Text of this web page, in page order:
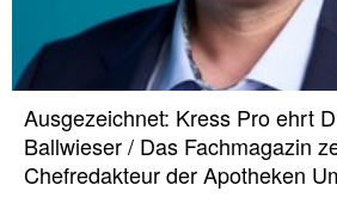
Ausgezeichnet: Kress Pro ehrt
Ballwieser / Das Fachmagazin
Chefredakteur der Apotheken